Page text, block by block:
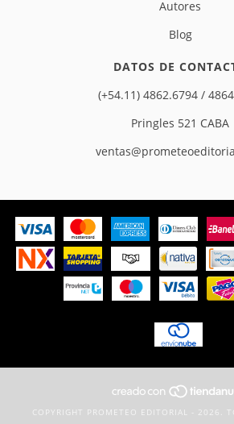
Autores
Blog
DATOS DE
(+54.11) 4862.6794 /
Pringles 521 CABA
COPYRIGHT PROMETEO EDITORIAL - 2026.